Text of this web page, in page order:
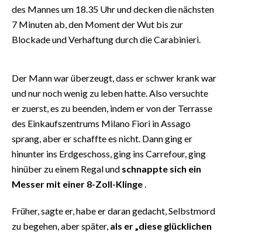
des Mannes um 18.35 Uhr und decken die nächsten
7 Minuten ab, den Moment der Wut bis zur
Blockade und Verhaftung durch die Carabinieri.
Der Mann war überzeugt, dass er schwer krank war
und nur noch wenig zu leben hatte. Also versuchte
er zuerst, es zu beenden, indem er von der Terrasse
des Einkaufszentrums Milano Fiori in Assago
sprang, aber er schaffte es nicht. Dann ging er
hinunter ins Erdgeschoss, ging ins Carrefour, ging
hinüber zu einem Regal und schnappte sich ein
Messer mit einer 8-Zoll-Klinge
Früher, sagte er, habe er daran gedacht, Selbstmord
zu begehen, aber später, als er „diese glücklichen